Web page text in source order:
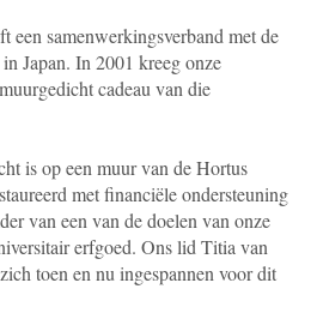
een samenwerkingsverband met de
Japan. In 2001 kreeg onze
cadeau van die
is op een muur van de Hortus
met financiële ondersteuning
van een van de doelen van onze
erfgoed. Ons lid Titia van
toen en nu ingespannen voor dit